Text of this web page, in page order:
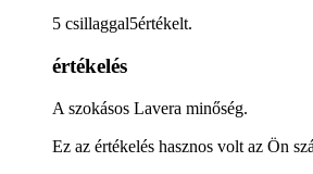
5 csillaggal5értékelt.
értékelés
A szokásos Lavera minőség.
Ez az értékelés hasznos volt az Ön